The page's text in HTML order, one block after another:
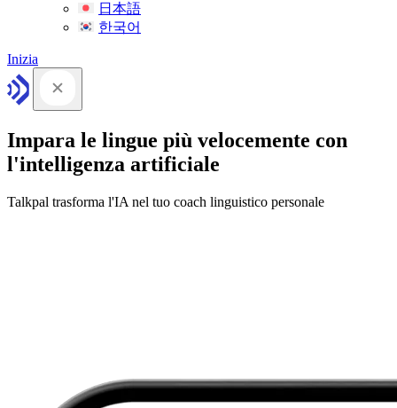
日本語
한국어
Inizia
Impara le lingue più velocemente con
l'intelligenza artificiale
Talkpal trasforma l'IA nel tuo coach linguistico personale